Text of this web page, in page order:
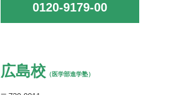
0120-9179-00
広島校 （医学部進学塾）